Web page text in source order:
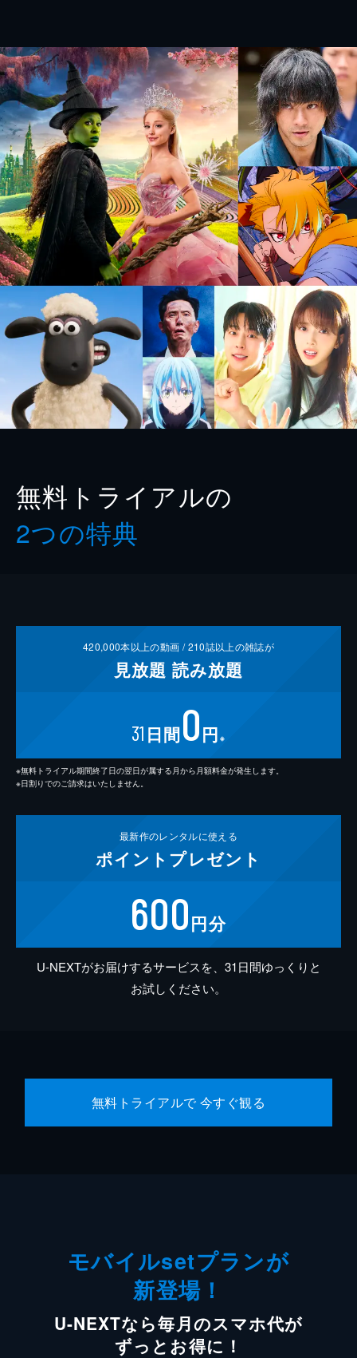
無料トライアルの
2つの特典
420,000本以上の動画 /210誌以上の雑誌が
見放題 読み放題
31 日間0円 ※
※無料トライアル期間終了日の翌日が属する月から月額料金が発生します。
※日割りでのご請求はいたしません。
最新作のレンタルに使える
ポイント プレゼント
600円分
U-NEXTがお届けするサービスを、31日間ゆっくりと
お試しください。
無料トライアルで 今すぐ観る
モバイルsetプランが
新登場！
U-NEXTなら毎月のスマホ代が
ずっとお得に！